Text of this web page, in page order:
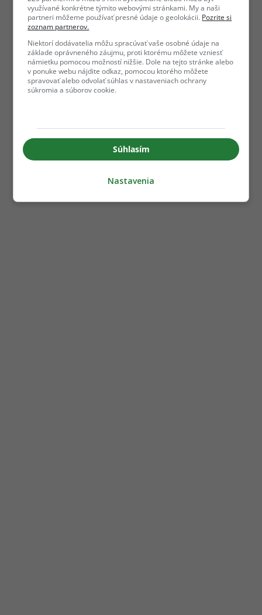
využívané konkrétne týmito webovými stránkami. My a naši
partneri môžeme používať presné údaje o geolokácii. Pozrite si
zoznam partnerov.
Niektorí dodávatelia môžu spracúvať vaše osobné údaje na
základe oprávneného záujmu, proti ktorému môžete vzniesť
námietku pomocou možností nižšie. Dole na tejto stránke alebo
v ponuke webu nájdite odkaz, pomocou ktorého môžete
spravovať alebo odvolať súhlas v nastaveniach ochrany
súkromia a súborov cookie.
Súhlasím
Nastavenia